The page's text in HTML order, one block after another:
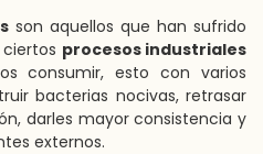
son aquellos que han sufrido
procesos industriales
consumir, esto con varios
bacterias nocivas, retrasar
darles mayor consistencia y
externos.